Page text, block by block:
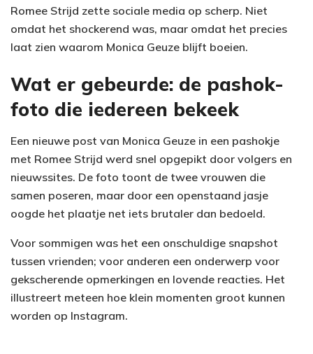
Romee Strijd zette sociale media op scherp. Niet
omdat het shockerend was, maar omdat het precies
laat zien waarom Monica Geuze blijft boeien.
Wat er gebeurde: de pashok-
foto die iedereen bekeek
Een nieuwe post van Monica Geuze in een pashokje
met Romee Strijd werd snel opgepikt door volgers en
nieuwssites. De foto toont de twee vrouwen die
samen poseren, maar door een openstaand jasje
oogde het plaatje net iets brutaler dan bedoeld.
Voor sommigen was het een onschuldige snapshot
tussen vrienden; voor anderen een onderwerp voor
gekscherende opmerkingen en lovende reacties. Het
illustreert meteen hoe klein momenten groot kunnen
worden op Instagram.